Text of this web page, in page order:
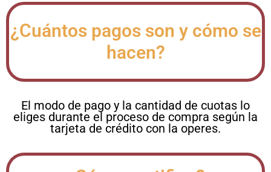
¿Cuántos pagos son y cómo se
hacen?
El modo de pago y la cantidad de cuotas lo
eliges durante el proceso de compra según la
tarjeta de crédito con la operes.